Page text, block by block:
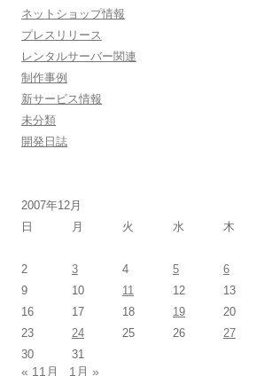
ネットショップ情報
プレスリリース
レンタルサーバー関連
制作事例
新サービス情報
未分類
開発日誌
2007年12月
日
月 火 水 木
2
3 4 5 6
9
10 11 12 13
16
17 18 19 20
23
24 25 26 27
30
31
« 11月 1月 »